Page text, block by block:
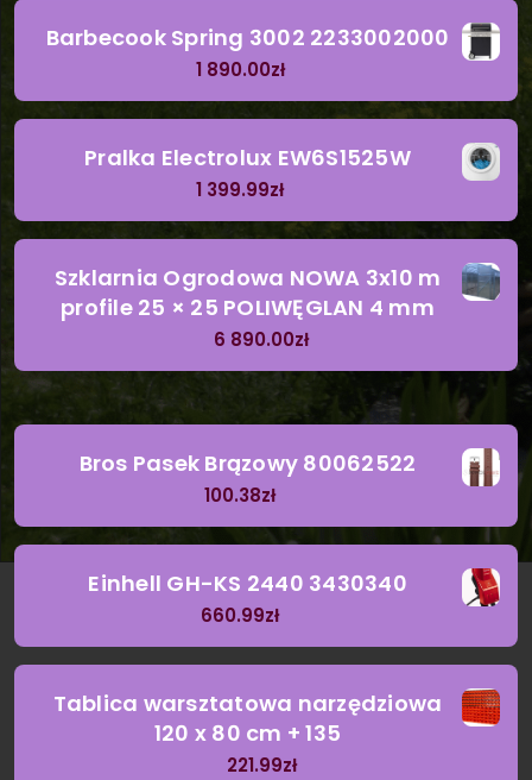
Barbecook Spring 3002 2233002000
1 890.00zł
Pralka Electrolux EW6S1525W
1 399.99zł
Szklarnia Ogrodowa NOWA 3x10 m
profile 25 × 25 POLIWĘGLAN 4 mm
6 890.00zł
Bros Pasek Brązowy 80062522
100.38zł
Einhell GH-KS 2440 3430340
660.99zł
Tablica warsztatowa narzędziowa
120 x 80 cm + 135
221.99zł